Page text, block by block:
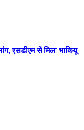
एसडीएम से मिला भाकियू